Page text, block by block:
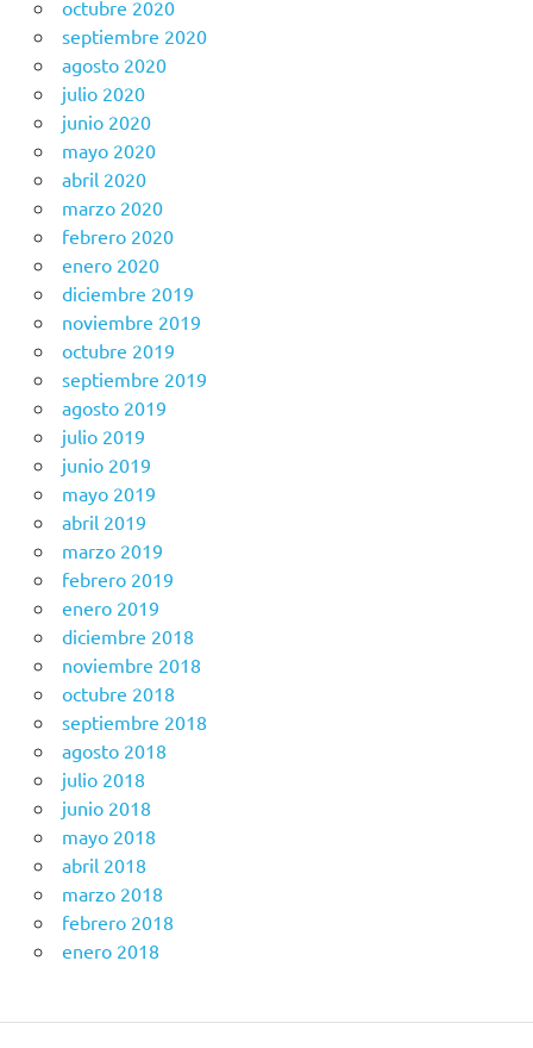
octubre 2020
septiembre 2020
agosto 2020
julio 2020
junio 2020
mayo 2020
abril 2020
marzo 2020
febrero 2020
enero 2020
diciembre 2019
noviembre 2019
octubre 2019
septiembre 2019
agosto 2019
julio 2019
junio 2019
mayo 2019
abril 2019
marzo 2019
febrero 2019
enero 2019
diciembre 2018
noviembre 2018
octubre 2018
septiembre 2018
agosto 2018
julio 2018
junio 2018
mayo 2018
abril 2018
marzo 2018
febrero 2018
enero 2018